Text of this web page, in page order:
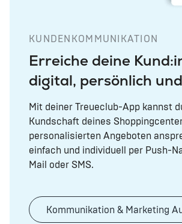
KUNDENKOMMUNIKATION
Erreiche deine
digital, persönlich
Mit deiner Treueclub-App kannst
Kundschaft deines
personalisierten Angeboten
einfach und individuell per Push-
Mail oder SMS.
Kommunikation & Marketing